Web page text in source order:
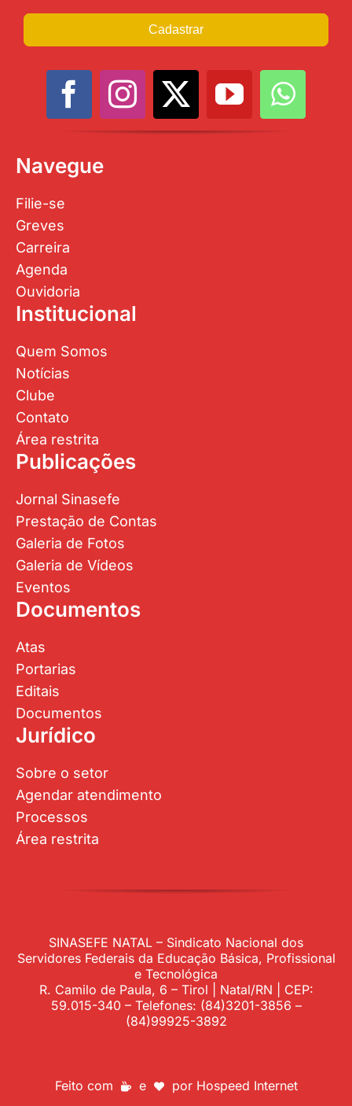
Ouvidoria
Quem Somos
Notícias
Clube
Área restrita
Publicações
Jornal Sinasefe
Prestação de Contas
Galeria de Fotos
Galeria de Vídeos
Eventos
Documentos
Atas
Portarias
Editais
Documentos
Jurídico
Sobre o setor
Agendar atendimento
Processos
Área restrita
SINASEFE NATAL – Sindicato Nacional dos
Servidores Federais da Educação Básica, Profissional
R. Camilo de Paula, 6 – Tirol | Natal/RN | CEP:
59.015-340 – Telefones: (84)3201-3856 –
Feito com e